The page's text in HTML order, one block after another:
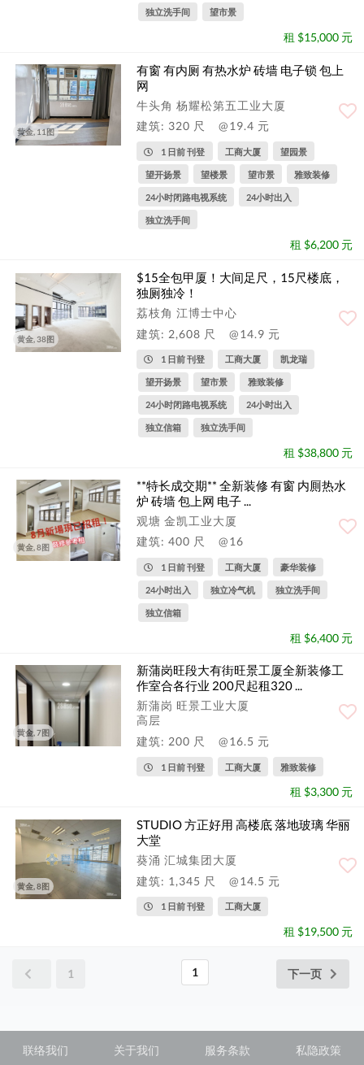
独立洗手间 望市景
租 $15,000 元
黄金, 11图
有窗 有内厕 有热水炉 砖墙 电子锁 包上
网
牛头角 杨耀松第五工业大厦
建筑: 320 尺
@19.4 元
1 日前 刊登 工商大厦 望园景
望开扬景 望楼景 望市景 雅致装修
24小时闭路电视系统 24小时出入
独立洗手间
租 $6,200 元
黄金, 38图
$15全包甲厦！大间足尺，15尺楼底，
独厕独冷！
荔枝角 江博士中心
建筑: 2,608 尺
@14.9 元
1 日前 刊登 工商大厦 凯龙瑞
望开扬景 望市景 雅致装修
24小时闭路电视系统 24小时出入
独立信箱 独立洗手间
租 $38,800 元
黄金, 8图
**特长成交期** 全新装修 有窗 内厠热水
炉 砖墙 包上网 电子 ...
观塘 金凯工业大厦
建筑: 400 尺
@16
1 日前 刊登 工商大厦 豪华装修
24小时出入 独立冷气机 独立洗手间
独立信箱
租 $6,400 元
黄金, 7图
新蒲岗旺段大有街旺景工厦全新装修工
作室合各行业 200尺起租320 ...
新蒲岗 旺景工业大厦
高层
建筑: 200 尺
@16.5 元
1 日前 刊登 工商大厦 雅致装修
租 $3,300 元
黄金, 8图
STUDIO 方正好用 高楼底 落地玻璃 华丽
大堂
葵涌 汇城集团大厦
建筑: 1,345 尺
@14.5 元
1 日前 刊登 工商大厦
租 $19,500 元
1 1 下一页
联络我们 关于我们 服务条款 私隐政策